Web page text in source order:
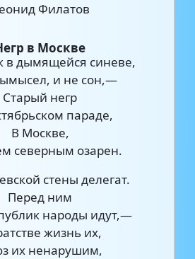
Филатов
в Москве
в дымящейся синеве,
и не сон,—
Старый негр
параде,
В Москве,
северным озарен.
стены делегат.
Перед ним
народы идут,—
жизнь их,
их ненарушим,